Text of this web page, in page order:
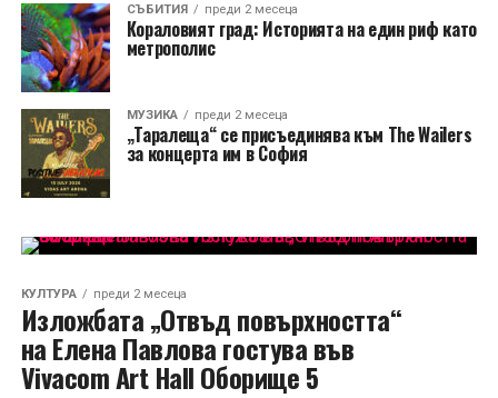
СЪБИТИЯ преди 2 месеца
Кораловият град: Историята на един риф като
метрополис
МУЗИКА преди 2 месеца
„Таралеща“ се присъединява към The Wailers
за концерта им в София
КУЛТУРА преди 2 месеца
Изложбата „Отвъд повърхността“
на Елена Павлова гостува във
Vivacom Art Hall Оборище 5